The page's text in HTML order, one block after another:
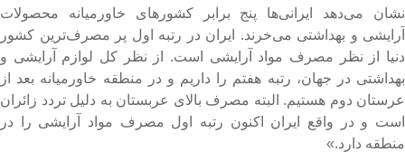
می‌دهد ایرانی‌ها پنج برابر کشور‌های خاورمیانه محصولات
و بهداشتی می‌خرند. ایران در رتبه اول پر مصرف‌ترین کشور
از نظر مصرف مواد آرایشی است. از نظر کل لوازم آرایشی و
در جهان، رتبه هفتم را داریم و در منطقه خاورمیانه بعد از
دوم هستیم. البته مصرف بالای عربستان به دلیل تردد زائران
و در واقع ایران اکنون رتبه اول مصرف مواد آرایشی را در
دارد.»